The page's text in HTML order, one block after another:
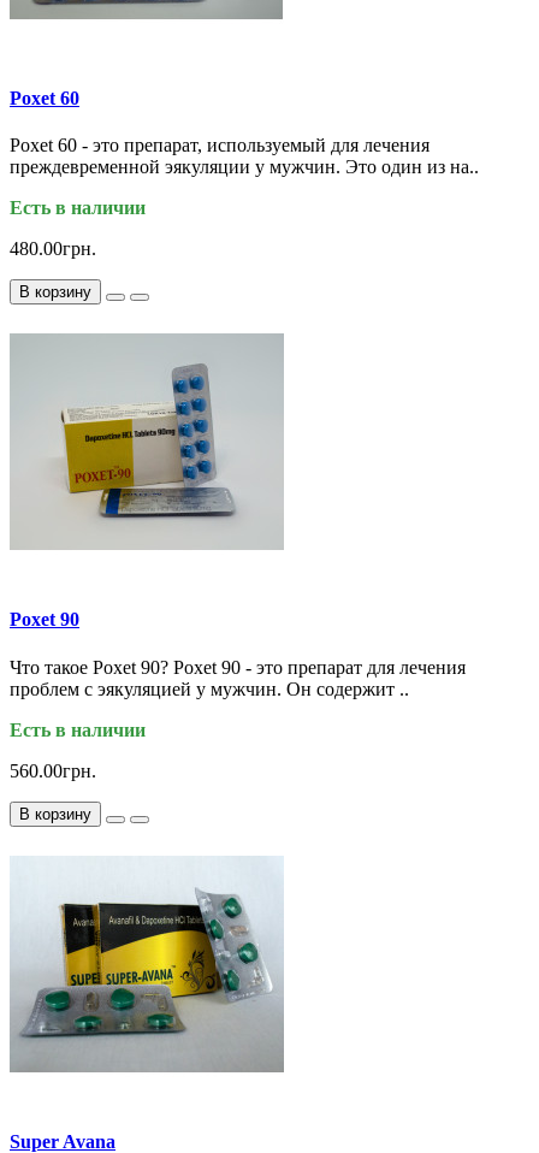
Poxet 60
Poxet 60 - это препарат, используемый для лечения
преждевременной эякуляции у мужчин. Это один из на..
Есть в наличии
480.00грн.
В корзину
Poxet 90
Что такое Poxet 90? Poxet 90 - это препарат для лечения
проблем с эякуляцией у мужчин. Он содержит ..
Есть в наличии
560.00грн.
В корзину
Super Avana